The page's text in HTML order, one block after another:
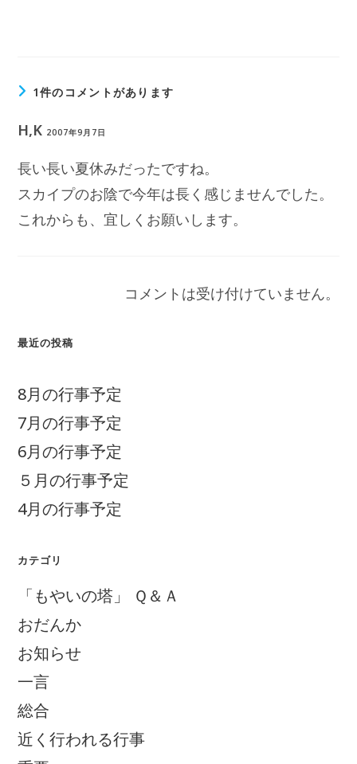
1件のコメントがあります
H,K 2007年9月7日
長い長い夏休みだったですね。
スカイプのお陰で今年は長く感じませんでした。
これからも、宜しくお願いします。
コメントは受け付けていません。
最近の投稿
8月の行事予定
7月の行事予定
6月の行事予定
５月の行事予定
4月の行事予定
カテゴリ
「もやいの塔」 Ｑ＆Ａ
おだんか
お知らせ
一言
総合
近く行われる行事